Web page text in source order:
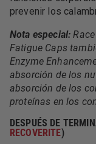
prevenir los
Nota especial:
Fatigue Caps
Enzyme
absorción de los
absorción de los
proteínas en los
DESPUÉS DE
RECOVERITE)